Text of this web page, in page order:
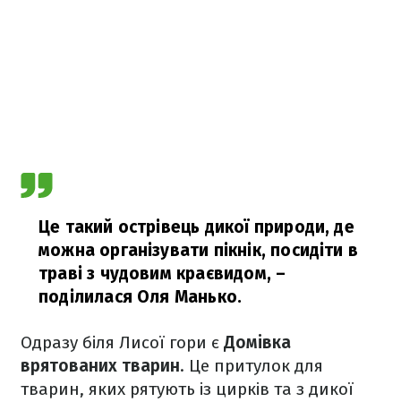
Це такий острівець дикої природи, де
можна організувати пікнік, посидіти в
траві з чудовим краєвидом, –
поділилася Оля Манько.
Одразу біля Лисої гори є Домівка
врятованих тварин. Це притулок для
тварин, яких рятують із цирків та з дикої